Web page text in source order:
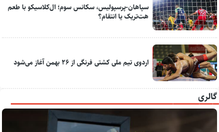
سپاهان-پرسپولیس، سکانس سوم؛ ال‌کلاسیکو با طعم
هت‌تریک یا انتقام؟
اردوی تیم ملی کشتی فرنگی از ۲۶ بهمن آغاز می‌شود
گالری